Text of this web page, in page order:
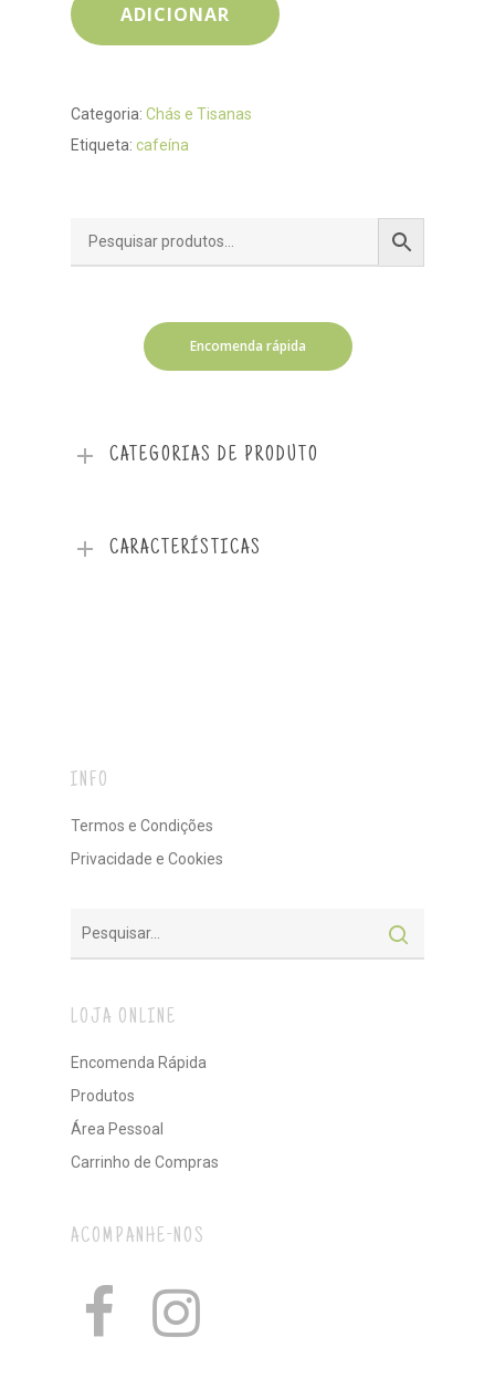
ADICIONAR
Categoria: Chás e Tisanas
Etiqueta: cafeína
Encomenda rápida
CATEGORIAS DE PRODUTO
CARACTERÍSTICAS
INFO
Termos e Condições
Privacidade e Cookies
LOJA ONLINE
Encomenda Rápida
Produtos
Área Pessoal
Carrinho de Compras
ACOMPANHE-NOS